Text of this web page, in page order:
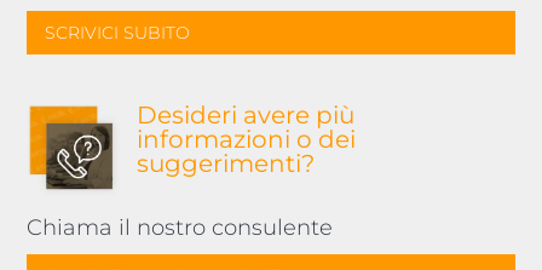
SCRIVICI SUBITO
Desideri avere più
informazioni o dei
suggerimenti?
Chiama il nostro consulente